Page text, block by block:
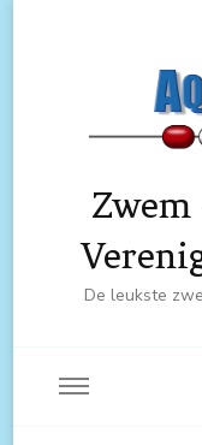
Zwem
De leukste